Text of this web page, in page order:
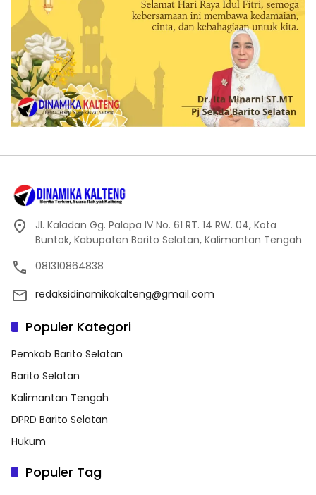
Jl. Kaladan Gg. Palapa IV No. 61 RT. 14 RW. 04, Kota
Buntok, Kabupaten Barito Selatan, Kalimantan Tengah
081310864838
redaksidinamikakalteng@gmail.com
Populer Kategori
Pemkab Barito Selatan
Barito Selatan
Kalimantan Tengah
DPRD Barito Selatan
Hukum
Populer Tag